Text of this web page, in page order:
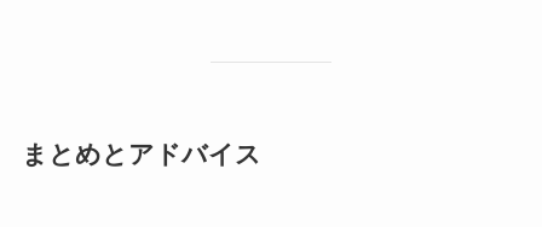
まとめとアドバイス